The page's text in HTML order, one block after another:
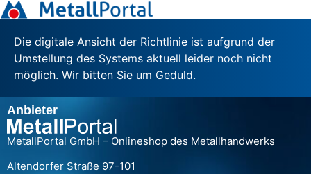
Die digitale Ansicht der Richtlinie ist aufgrund der
Umstellung des Systems aktuell leider noch nicht
möglich. Wir bitten Sie um Geduld.
Anbieter
MetallPortal GmbH – Onlineshop des Metallhandwerks
Altendorfer Straße 97-101